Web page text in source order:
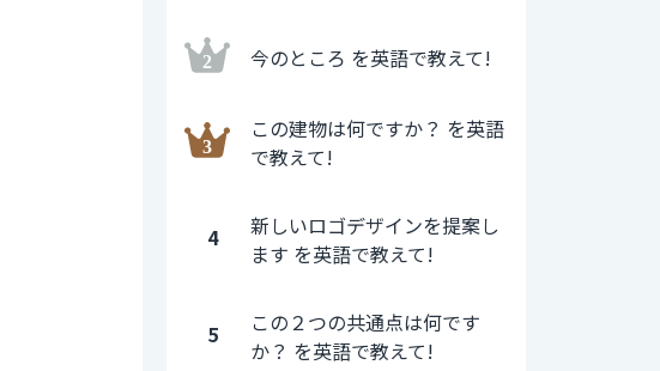
今のところ を英語で教えて!
この建物は何ですか？ を英語
で教えて!
4
新しいロゴデザインを提案し
ます を英語で教えて!
5
この２つの共通点は何です
か？ を英語で教えて!